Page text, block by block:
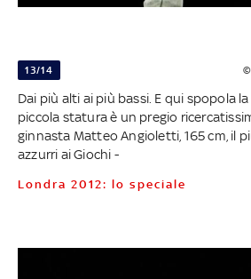
13/14
Dai più alti ai più bassi. E qui spopola
piccola statura è un pregio
ginnasta Matteo Angioletti, 165 cm, il
azzurri ai Giochi -
Londra 2012: lo speciale